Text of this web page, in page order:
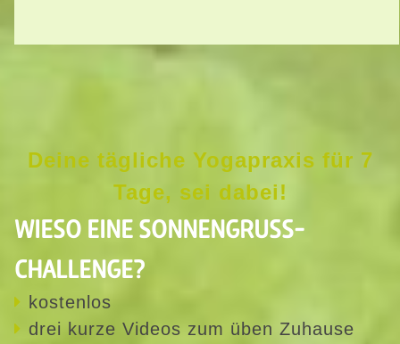
Deine tägliche Yogapraxis für 7
Tage, sei dabei!
WIESO EINE SONNENGRUSS-C
HALLENGE?
kostenlos
drei kurze Videos zum üben Zuhause